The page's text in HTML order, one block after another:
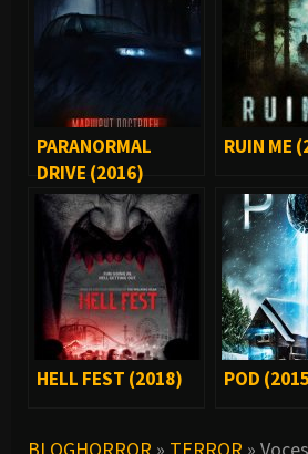
PARANORMAL
DRIVE (2016)
RUIN ME
HELL FEST (2018) POD